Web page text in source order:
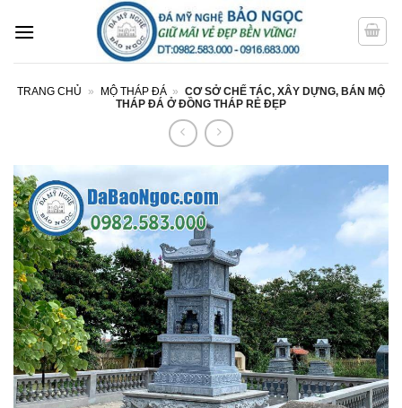
qua
TRANG CHỦ » MỘ THÁP ĐÁ » CƠ SỞ CHẾ TÁC, XÂY DỰNG, BÁN MỘ
THÁP ĐÁ Ở ĐỒNG THÁP RẺ ĐẸP